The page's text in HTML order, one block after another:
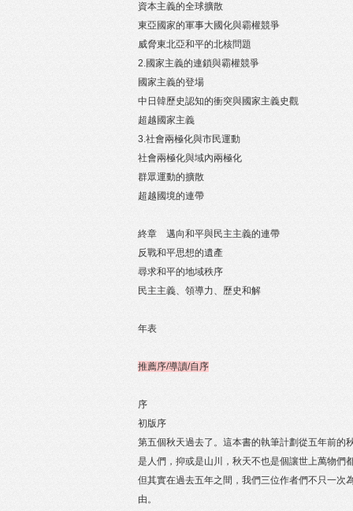
資本主義的全球擴散
東亞國家的軍事大國化與霸權競爭
威脅東北亞和平的北核問題
2.國家主義的連鎖與霸權競爭
國家主義的登場
中日韓歷史認知的衝突與國家主義史觀
超越國家主義
3.社會兩極化與市民運動
社會兩極化與域內兩極化
群眾運動的擴散
超越國境的連帶
終章 邁向和平與民主主義的連帶
反戰和平思想的遺產
尋求和平的地域秩序
民主主義、領導力、歷史和解
年表
推薦序/導讀/自序
序
初版序
第五個秋天過去了。這本書的執筆計劃從五年前的
是人們，抑或是山川，秋天不也是個讓世上萬物們
但其實在過去五年之間，我們三位作者們不只一次
由。